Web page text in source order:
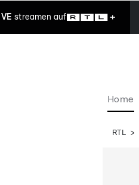
streamen auf
Home
RTL